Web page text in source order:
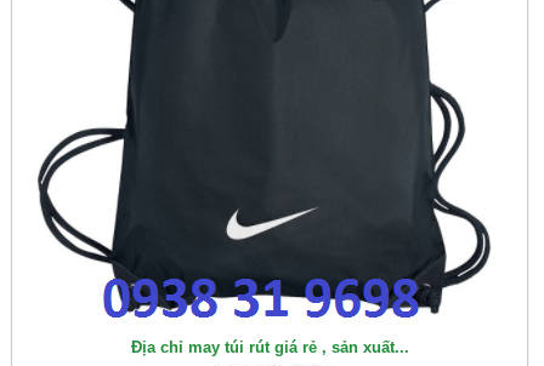
Địa chỉ may túi rút giá rẻ , sản xuất...